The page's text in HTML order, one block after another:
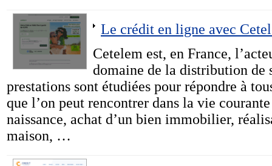
Le crédit en ligne avec
Cetelem est, en France,
domaine de la distribution de
prestations sont étudiées pour répondre à
que l’on peut rencontrer dans la vie
naissance, achat d’un bien immobilier,
maison, …